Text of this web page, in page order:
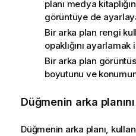
planı medya
görüntüye de
Bir arka plan rengi
opaklığını ayarlamak
Bir arka plan
boyutunu ve
Düğmenin arka
Düğmenin arka planı,